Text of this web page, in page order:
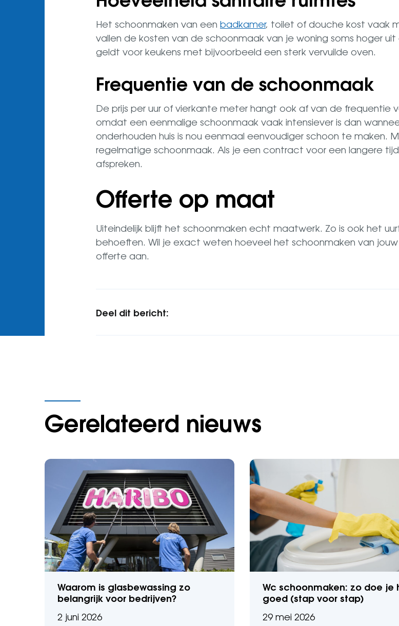
Het schoonmaken van een badkamer, toilet of douche kost vaak
vallen de kosten van de schoonmaak van je woning soms hoger
geldt voor keukens met bijvoorbeeld een sterk vervuilde oven.
Frequentie van de schoonmaak
De prijs per uur of vierkante meter hangt ook af van de frequentie
omdat een eenmalige schoonmaak vaak intensiever is dan
onderhouden huis is nou eenmaal eenvoudiger schoon te maken.
regelmatige schoonmaak. Als je een contract voor een langere
afspreken.
Offerte op maat
Uiteindelijk blijft het schoonmaken echt maatwerk. Zo is ook het
behoeften. Wil je exact weten hoeveel het schoonmaken van jouw
offerte aan.
Deel dit bericht:
Gerelateerd nieuws
Waarom is glasbewassing zo
belangrijk voor bedrijven?
2 juni 2026
Wc schoonmaken: zo doe je
goed (stap voor stap)
29 mei 2026